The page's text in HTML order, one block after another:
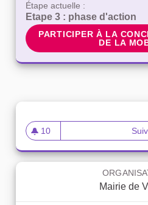
Étape actuelle :
Etape 3 : phase d'action
PARTICIPER À LA
PARTICIPER À LA
DE LA
10
10 abonnés
Mairie de